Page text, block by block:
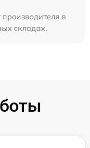
в
складах.